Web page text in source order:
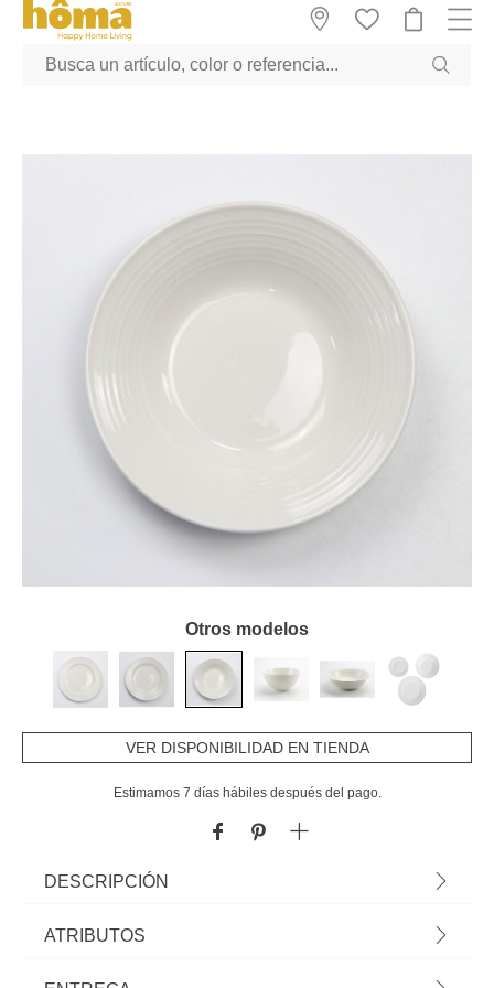
GTM-M23T38WX true
Otros modelos
VER DISPONIBILIDAD EN TIENDA
Estimamos 7 días hábiles después del pago.
DESCRIPCIÓN
Plato Hondo Blanco Pure de Porcelana 22cm |
ATRIBUTOS
Material porcelana